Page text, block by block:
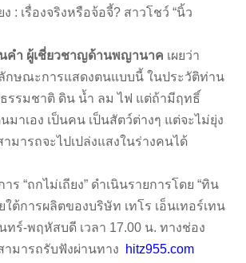
คำ ผู้เชี่ยวชาญด้านพญานาค เผยว่า
ษณะการแสดงตนแบบนี้ ในประวัติท่าน
รรมชาติ ดิน น้ำ ลม ไฟ แต่ถ้ามีฤทธิ์
มาเอง เป็นคน เป็นสัตว์ต่างๆ แต่จะไม่ยุ่ง
มารถจะไปเปล่งแสงในร่างคนได้
“ถกไม่เถียง” ดำเนินรายการโดย “ทิน
ต้การผลิตของบริษัท เทโร เอ็นเทอร์เทน
ร์-พฤหัสบดี เวลา 17.00 น. ทางช่อง
ามารถรับฟังผ่านทาง
hitz955.com